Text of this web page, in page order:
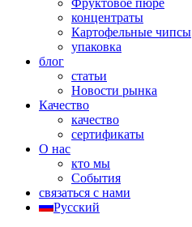
Фруктовое пюре
концентраты
Картофельные чипсы
упаковка
блог
статьи
Новости рынка
Качество
качество
сертификаты
О нас
кто мы
События
связаться с нами
Русский